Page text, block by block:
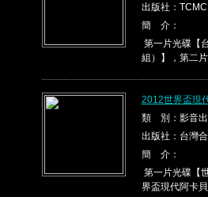
出版社：TCMC
簡 介：
第一片光碟【
組）】，第二
2012世界盃現
類 別：影音
出版社：台灣
簡 介：
第一片光碟【
界盃現代阿卡